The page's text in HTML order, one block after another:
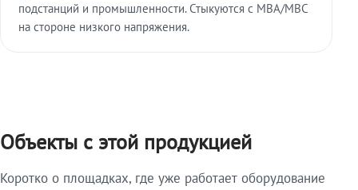
подстанций и промышленности. Стыкуются с МВА/МВС
на стороне низкого напряжения.
Объекты с этой продукцией
Коротко о площадках, где уже работает оборудование